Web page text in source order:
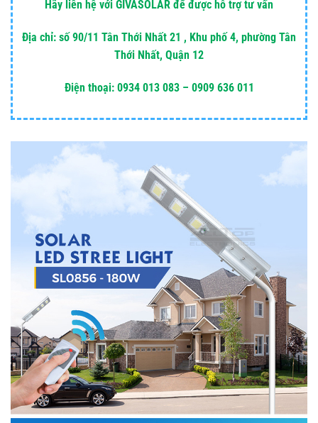
Hãy liên hệ với GIVASOLAR để được hỗ trợ tư vấn
Địa chỉ: số 90/11 Tân Thới Nhất 21 , Khu phố 4, phường Tân
Thới Nhất, Quận 12
Điện thoại: 0934 013 083 – 0909 636 011